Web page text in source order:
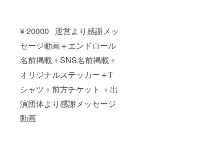
¥ 20000 運営より感謝メッ
セージ動画＋エンドロール
名前掲載＋SNS名前掲載＋
オリジナルステッカー＋T
シャツ＋前方チケット ＋出
演団体より感謝メッセージ
動画